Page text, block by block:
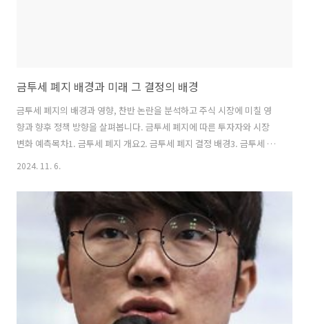
금투세 폐지 배경과 미래 그 결정의 배경
금투세 폐지의 배경과 영향, 찬반 논란을 분석하고 주식 시장에 미칠 영
향과 향후 정책 방향을 살펴봅니다. 금투세 폐지에 따른 투자자와 시장
변화 예측목차1. 금투세 폐지 개요2. 금투세 폐지 결정 배경3. 금투세 폐
지에 대한 찬반 논란4. 금투세 폐지가 투자자와 시장에 미치는 영향5. 금
란 무엇인가?금융투자소득세(금투세)는 주식, 채권, 펀드와 같은 금융상
품에서 발생하는 투자소득에 대해 일정 비율의 세금을 부과하는 제도입
니다. 주요 목적은 고액 자산가의 금융 투자 소득에 대해 형평성 있는 세
금을 부과하고 국가 재정 수입을 증대시키는 데 있었습니다.1-2. 금투세
도입 배경과 변화금투세는 금융 투자 소득에 대한 과세 형평성을 개선..
2024. 11. 6.